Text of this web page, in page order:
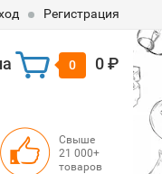
Регистрация
0 0 ₽
Свыше
21 000+
товаров